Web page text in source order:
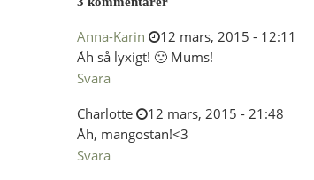
Anna-Karin
12 mars, 2015 - 12:11
Åh så lyxigt! 🙂 Mums!
Svara
Charlotte
12 mars, 2015 - 21:48
Åh, mangostan!<3
Svara